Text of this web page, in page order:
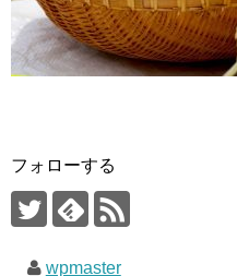
フォローする
wpmaster